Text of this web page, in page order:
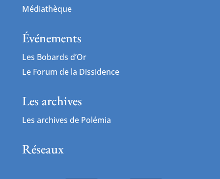
Médiathèque
Événements
Les Bobards d’Or
Le Forum de la Dissidence
Les archives
Les archives de Polémia
Réseaux